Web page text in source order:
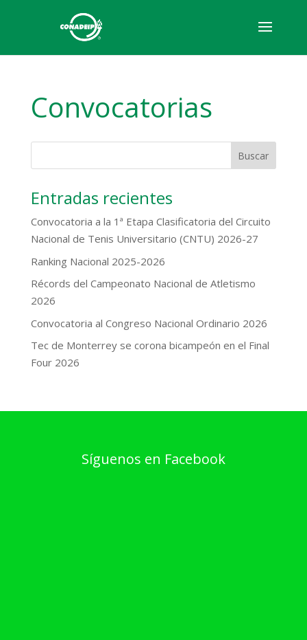
Convocatorias
Entradas recientes
Convocatoria a la 1ª Etapa Clasificatoria del Circuito
Nacional de Tenis Universitario (CNTU) 2026-27
Ranking Nacional 2025-2026
Récords del Campeonato Nacional de Atletismo
2026
Convocatoria al Congreso Nacional Ordinario 2026
Tec de Monterrey se corona bicampeón en el Final
Four 2026
Síguenos en Facebook